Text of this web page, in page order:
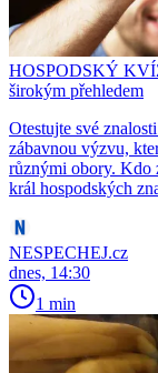
HOSPODSKÝ
širokým přehledem
Otestujte své
zábavnou výzvu,
různými obory. Kdo
král hospodských
NESPECHEJ.cz
dnes, 14:30
1 min